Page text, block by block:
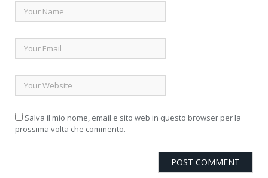
Salva il mio nome, email e sito web in questo browser per la
prossima volta che commento.